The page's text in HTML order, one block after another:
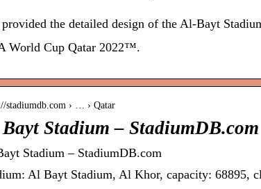
the detailed design of the Al-Bayt
World Cup Qatar 2022™.
stadiumdb.com › … › Qatar
Stadium – StadiumDB.com
Stadium – StadiumDB.com
Al Bayt Stadium, Al Khor, capacity: 68895,